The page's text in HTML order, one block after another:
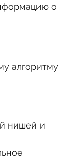
о
алгоритму
нишей и